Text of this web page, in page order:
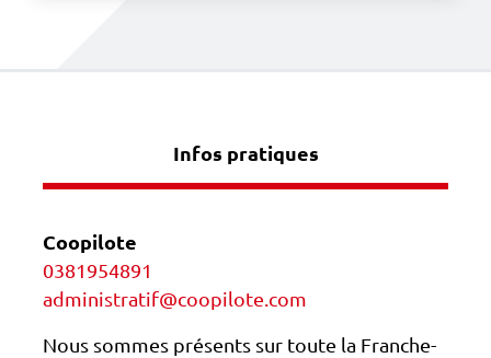
Infos pratiques
Coopilote
0381954891
administratif@coopilote.com
Nous sommes présents sur toute la Franche-